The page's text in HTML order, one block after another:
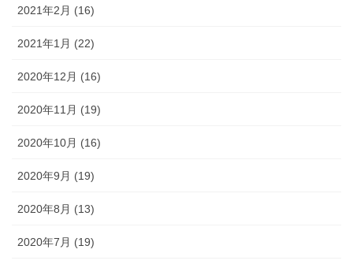
2021年2月 (16)
2021年1月 (22)
2020年12月 (16)
2020年11月 (19)
2020年10月 (16)
2020年9月 (19)
2020年8月 (13)
2020年7月 (19)